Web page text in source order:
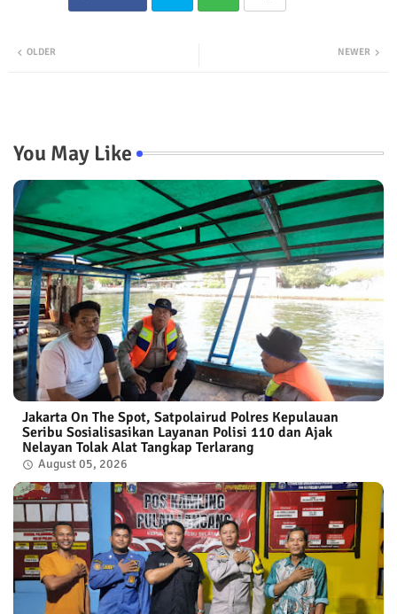
NEWER
OLDER
You May Like
Jakarta On The Spot, Satpolairud Polres Kepulauan
Seribu Sosialisasikan Layanan Polisi 110 dan Ajak
Nelayan Tolak Alat Tangkap Terlarang
August 05, 2026